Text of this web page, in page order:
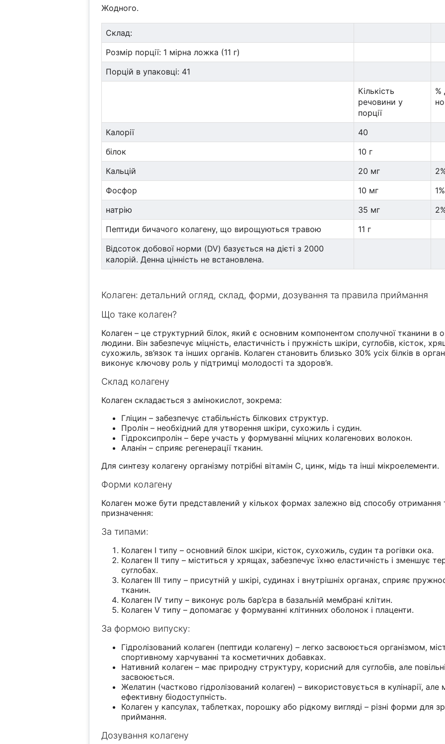
Жодного.
Склад:
Розмір порції: 1 мірна ложка (11 г)
Порцій в упаковці: 41
Кількість
речовини у
порції
%
Калорії
40
білок
10 г
Кальцій
20 мг
Фосфор
10 мг
1%
натрію
35 мг
Пептиди бичачого колагену, що вирощуються травою
11 г
Відсоток добової норми (DV) базується на дієті з 2000
калорій. Денна цінність не встановлена.
Колаген: детальний огляд, склад, форми, дозування та правила приймання
Що таке колаген?
Колаген – це структурний білок, який є основним компонентом сполучної тканини в
людини. Він забезпечує міцність, еластичність і пружність шкіри, суглобів, кісток,
сухожиль, зв’язок та інших органів. Колаген становить близько 30% усіх білків в
виконує ключову роль у підтримці молодості та здоров’я.
Склад колагену
Колаген складається з амінокислот, зокрема:
Гліцин – забезпечує стабільність білкових структур.
Пролін – необхідний для утворення шкіри, сухожиль і судин.
Гідроксипролін – бере участь у формуванні міцних колагенових волокон.
Аланін – сприяє регенерації тканин.
Для синтезу колагену організму потрібні вітамін С, цинк, мідь та інші мікроелементи.
Форми колагену
Колаген може бути представлений у кількох формах залежно від способу отримання
призначення:
За типами:
Колаген I типу – основний білок шкіри, кісток, сухожиль, судин та рогівки ока.
Колаген II типу – міститься у хрящах, забезпечує їхню еластичність і зменшує
суглобах.
Колаген III типу – присутній у шкірі, судинах і внутрішніх органах, сприяє
тканин.
Колаген IV типу – виконує роль бар’єра в базальній мембрані клітин.
Колаген V типу – допомагає у формуванні клітинних оболонок і плаценти.
За формою випуску:
Гідролізований колаген (пептиди колагену) – легко засвоюється організмом,
спортивному харчуванні та косметичних добавках.
Нативний колаген – має природну структуру, корисний для суглобів, але
засвоюється.
Желатин (частково гідролізований колаген) – використовується в кулінарії,
ефективну біодоступність.
Колаген у капсулах, таблетках, порошку або рідкому вигляді – різні форми для
приймання.
Дозування колагену